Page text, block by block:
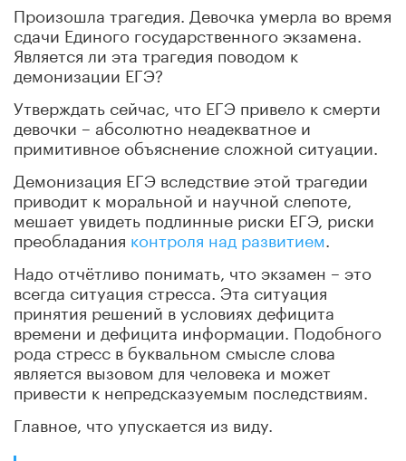
Произошла трагедия. Девочка умерла во время
сдачи Единого государственного экзамена.
Является ли эта трагедия поводом к
демонизации ЕГЭ?
Утверждать сейчас, что ЕГЭ привело к смерти
девочки – абсолютно неадекватное и
примитивное объяснение сложной ситуации.
Демонизация ЕГЭ вследствие этой трагедии
приводит к моральной и научной слепоте,
мешает увидеть подлинные риски ЕГЭ, риски
преобладания контроля над развитием.
Надо отчётливо понимать, что экзамен – это
всегда ситуация стресса. Эта ситуация
принятия решений в условиях дефицита
времени и дефицита информации. Подобного
рода стресс в буквальном смысле слова
является вызовом для человека и может
привести к непредсказуемым последствиям.
Главное, что упускается из виду.